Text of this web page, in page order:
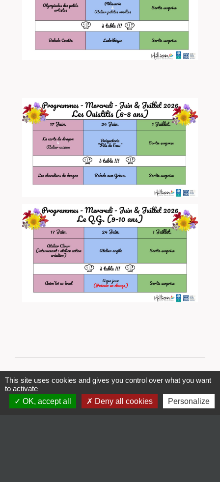
This site uses cookies and gives you control over what you want
to activate
OK, accept all
Deny all cookies Personalize